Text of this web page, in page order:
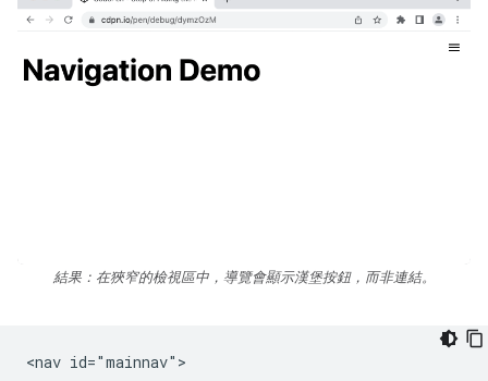
結果：在狹窄的檢視區中，導覽會顯示漢堡按鈕，而非連結。
<nav id="mainnav">